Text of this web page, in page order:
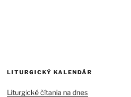
LITURGICKÝ KALENDÁR
Liturgické čítania na dnes